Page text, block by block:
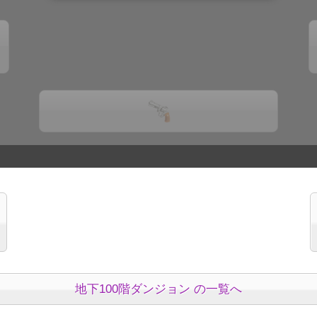
地下100階ダンジョン の一覧へ